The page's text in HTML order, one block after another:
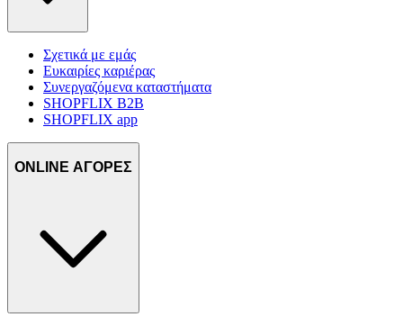
Σχετικά με εμάς
Ευκαιρίες καριέρας
Συνεργαζόμενα καταστήματα
SHOPFLIX B2B
SHOPFLIX app
ONLINE ΑΓΟΡΕΣ